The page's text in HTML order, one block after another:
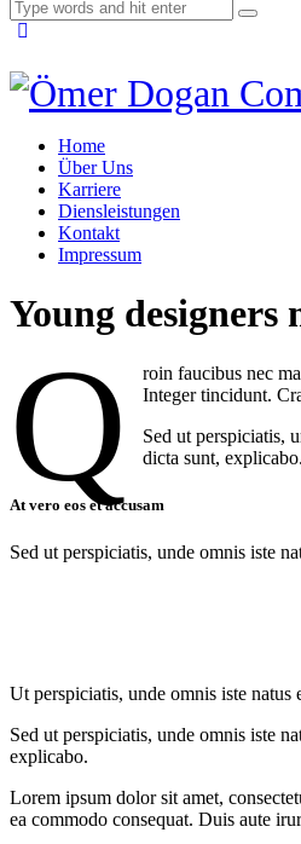
Home
Über Uns
Karriere
Diensleistungen
Kontakt
Impressum
Young
Q
roin faucibus nec
Integer tincidunt.
Sed ut perspiciatis,
dicta sunt, explicabo.
At vero eos et accusam
Sed ut perspiciatis, unde omnis iste
Ut perspiciatis, unde omnis iste
Sed ut perspiciatis, unde omnis iste
explicabo.
Lorem ipsum dolor sit amet,
ea commodo consequat. Duis aute